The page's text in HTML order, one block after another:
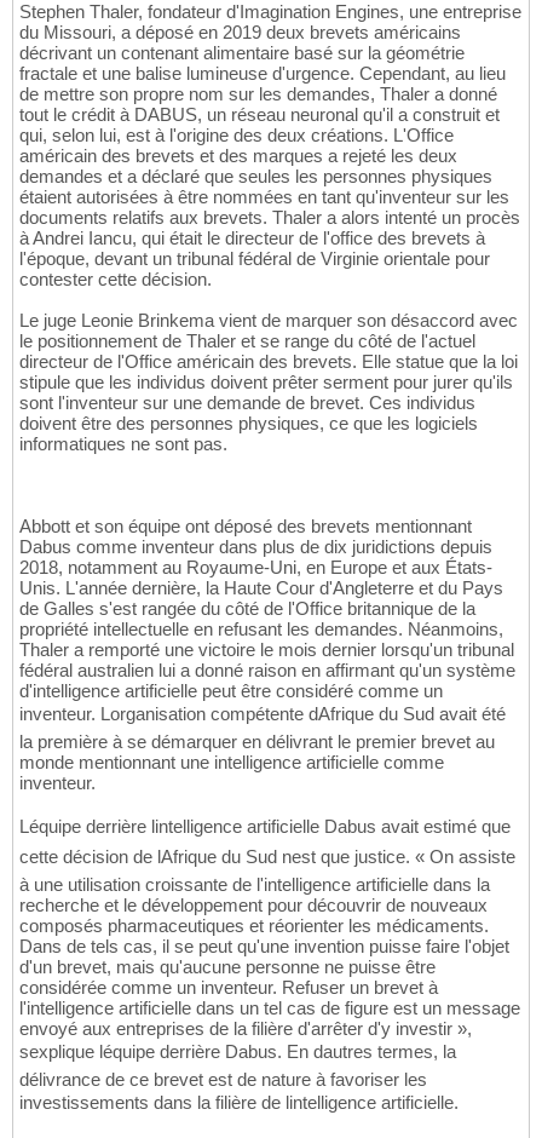
Stephen Thaler, fondateur d'Imagination Engines, une entreprise
du Missouri, a déposé en 2019 deux brevets américains
décrivant un contenant alimentaire basé sur la géométrie
fractale et une balise lumineuse d'urgence. Cependant, au lieu
de mettre son propre nom sur les demandes, Thaler a donné
tout le crédit à DABUS, un réseau neuronal qu'il a construit et
qui, selon lui, est à l'origine des deux créations. L'Office
américain des brevets et des marques a rejeté les deux
demandes et a déclaré que seules les personnes physiques
étaient autorisées à être nommées en tant qu'inventeur sur les
documents relatifs aux brevets. Thaler a alors intenté un procès
à Andrei Iancu, qui était le directeur de l'office des brevets à
l'époque, devant un tribunal fédéral de Virginie orientale pour
contester cette décision.
Le juge Leonie Brinkema vient de marquer son désaccord avec
le positionnement de Thaler et se range du côté de l'actuel
directeur de l'Office américain des brevets. Elle statue que la loi
stipule que les individus doivent prêter serment pour jurer qu'ils
sont l'inventeur sur une demande de brevet. Ces individus
doivent être des personnes physiques, ce que les logiciels
informatiques ne sont pas.
Abbott et son équipe ont déposé des brevets mentionnant
Dabus comme inventeur dans plus de dix juridictions depuis
2018, notamment au Royaume-Uni, en Europe et aux États-
Unis. L'année dernière, la Haute Cour d'Angleterre et du Pays
de Galles s'est rangée du côté de l'Office britannique de la
propriété intellectuelle en refusant les demandes. Néanmoins,
Thaler a remporté une victoire le mois dernier lorsqu'un tribunal
fédéral australien lui a donné raison en affirmant qu'un système
d'intelligence artificielle peut être considéré comme un
inventeur. Lorganisation compétente dAfrique du Sud avait été
la première à se démarquer en délivrant le premier brevet au
monde mentionnant une intelligence artificielle comme
inventeur.
Léquipe derrière lintelligence artificielle Dabus avait estimé que
cette décision de lAfrique du Sud nest que justice. « On assiste
à une utilisation croissante de l'intelligence artificielle dans la
recherche et le développement pour découvrir de nouveaux
composés pharmaceutiques et réorienter les médicaments.
Dans de tels cas, il se peut qu'une invention puisse faire l'objet
d'un brevet, mais qu'aucune personne ne puisse être
considérée comme un inventeur. Refuser un brevet à
l'intelligence artificielle dans un tel cas de figure est un message
envoyé aux entreprises de la filière d'arrêter d'y investir »,
sexplique léquipe derrière Dabus. En dautres termes, la
délivrance de ce brevet est de nature à favoriser les
investissements dans la filière de lintelligence artificielle.